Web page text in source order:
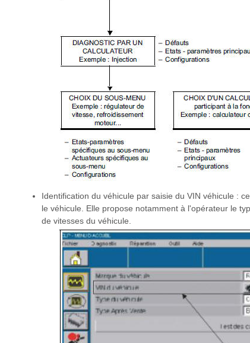
Identification du véhicule par saisie du VIN véhicule :
le véhicule. Elle propose notamment à l'opérateur le
de vitesses du véhicule.